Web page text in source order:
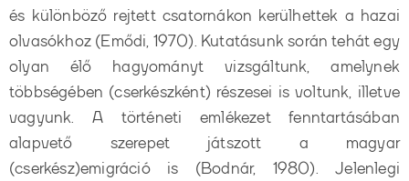
és különböző rejtett csatornákon kerülhettek a hazai
olvasókhoz (Emődi, 1970). Kutatásunk során tehát egy
olyan élő hagyományt vizsgáltunk, amelynek
többségében (cserkészként) részesei is voltunk, illetve
vagyunk. A történeti emlékezet fenntartásában
alapvető szerepet játszott a magyar
(cserkész)emigráció is (Bodnár, 1980). Jelenlegi